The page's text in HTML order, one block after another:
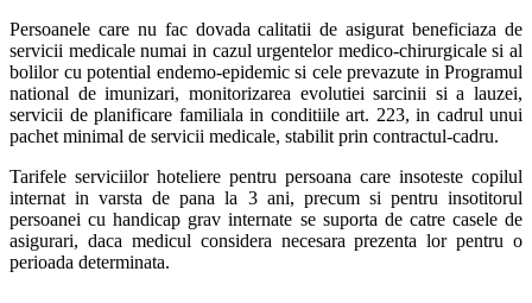
Persoanele care nu fac dovada calitatii de asigurat beneficiaza de
servicii medicale numai in cazul urgentelor medico-chirurgicale si al
bolilor cu potential endemo-epidemic si cele prevazute in Programul
national de imunizari, monitorizarea evolutiei sarcinii si a lauzei,
servicii de planificare familiala in conditiile art. 223, in cadrul unui
pachet minimal de servicii medicale, stabilit prin contractul-cadru.
Tarifele serviciilor hoteliere pentru persoana care insoteste copilul
internat in varsta de pana la 3 ani, precum si pentru insotitorul
persoanei cu handicap grav internate se suporta de catre casele de
asigurari, daca medicul considera necesara prezenta lor pentru o
perioada determinata.